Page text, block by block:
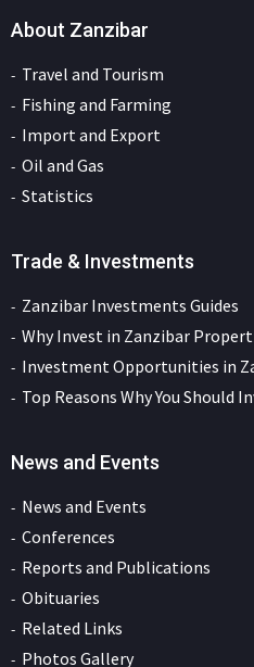
About Zanzibar
Travel and Tourism
Fishing and Farming
Import and Export
Oil and Gas
Statistics
Trade & Investments
Zanzibar Investments Guides
Why Invest in Zanzibar
Investment Opportunities in
Top Reasons Why You Should
News and Events
News and Events
Conferences
Reports and Publications
Obituaries
Related Links
Photos Gallery